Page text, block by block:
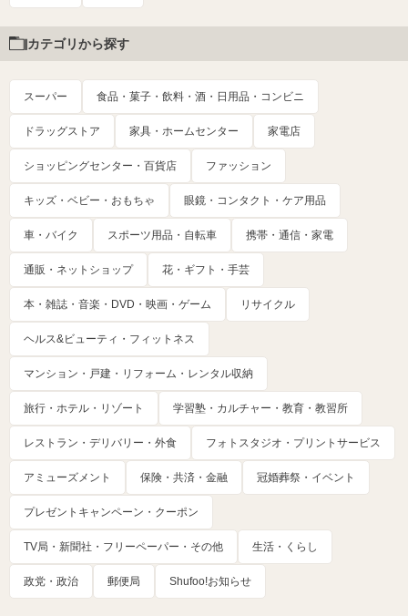
カテゴリから探す
スーパー 食品・菓子・飲料・酒・日用品・コンビニ
ドラッグストア 家具・ホームセンター 家電店
ショッピングセンター・百貨店 ファッション
キッズ・ベビー・おもちゃ 眼鏡・コンタクト・ケア用品
車・バイク スポーツ用品・自転車 携帯・通信・家電
通販・ネットショップ 花・ギフト・手芸
本・雑誌・音楽・DVD・映画・ゲーム リサイクル
ヘルス&ビューティ・フィットネス
マンション・戸建・リフォーム・レンタル収納
旅行・ホテル・リゾート 学習塾・カルチャー・教育・教習所
レストラン・デリバリー・外食 フォトスタジオ・プリントサービス
アミューズメント 保険・共済・金融 冠婚葬祭・イベント
プレゼントキャンペーン・クーポン
TV局・新聞社・フリーペーパー・その他 生活・くらし
政党・政治 郵便局 Shufoo!お知らせ